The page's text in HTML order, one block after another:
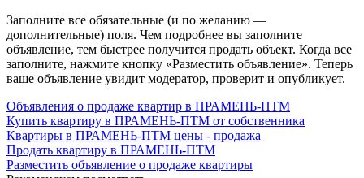
Заполните все обязательные (и по желанию —
дополнительные) поля. Чем подробнее вы заполните
объявление, тем быстрее получится продать объект. Когда все
заполните, нажмите кнопку «Разместить объявление». Теперь
ваше объявление увидит модератор, проверит и опубликует.
Объявления о продаже квартир в ПРАМЕНЬ-ПТМ
Купить квартиру в ПРАМЕНЬ-ПТМ от собственника
Квартиры в ПРАМЕНЬ-ПТМ цены - продажа
Продать квартиру в ПРАМЕНЬ-ПТМ
Разместить объявление о продаже квартиры